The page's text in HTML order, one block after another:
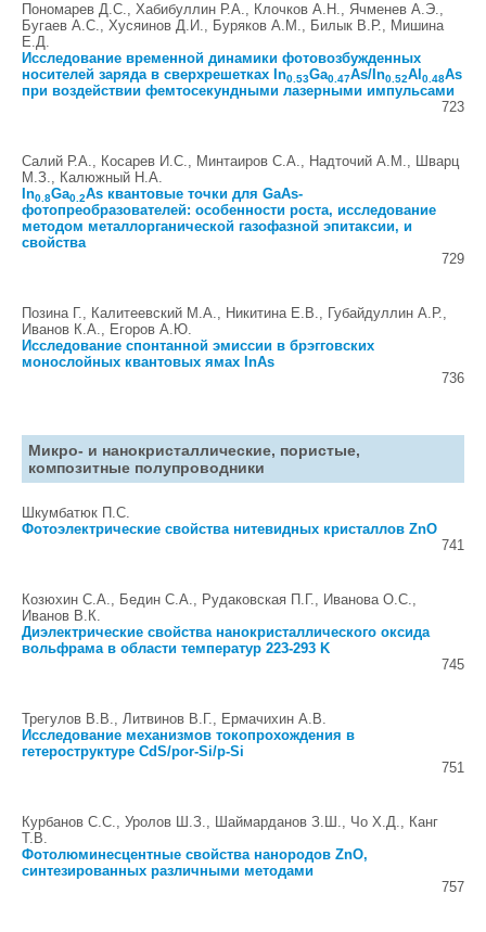
Пономарев Д.С., Хабибуллин Р.А., Клочков А.Н., Ячменев А.Э.,
Бугаев А.С., Хусяинов Д.И., Буряков А.М., Билык В.Р., Мишина
Е.Д.
Исследование временной динамики фотовозбужденных
носителей заряда в сверхрешетках In0.53Ga0.47As/In0.52Al 0.48As
при воздействии фемтосекундными лазерными импульсами
723
Салий Р.А., Косарев И.С., Минтаиров С.А., Надточий А.М., Шварц
М.З., Калюжный Н.А.
In0.8Ga0.2As квантовые точки для GaAs-
фотопреобразователей: особенности роста, исследование
методом металлорганической газофазной эпитаксии, и
свойства
729
Позина Г., Калитеевский М.А., Никитина Е.В., Губайдуллин А.Р.,
Иванов К.А., Егоров А.Ю.
Исследование спонтанной эмиссии в брэгговских
монослойных квантовых ямах InAs
736
Микро- и нанокристаллические, пористые,
композитные полупроводники
Шкумбатюк П.С.
Фотоэлектрические свойства нитевидных кристаллов ZnO
741
Козюхин С.А., Бедин С.А., Рудаковская П.Г., Иванова О.С.,
Иванов В.К.
Диэлектрические свойства нанокристаллического оксида
вольфрама в области температур 223-293 K
745
Трегулов В.В., Литвинов В.Г., Ермачихин А.В.
Исследование механизмов токопрохождения в
гетероструктуре CdS/por-Si/p-Si
751
Курбанов С.С., Уролов Ш.З., Шаймарданов З.Ш., Чо Х.Д., Канг
Т.В.
Фотолюминесцентные свойства нанородов ZnO,
синтезированных различными методами
757